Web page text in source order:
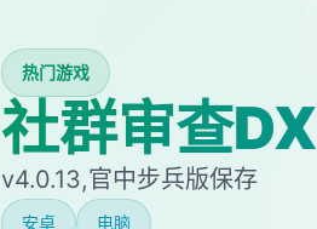
热门游戏
社群审查DX
v4.0.13,官中步兵版保存
安卓 电脑